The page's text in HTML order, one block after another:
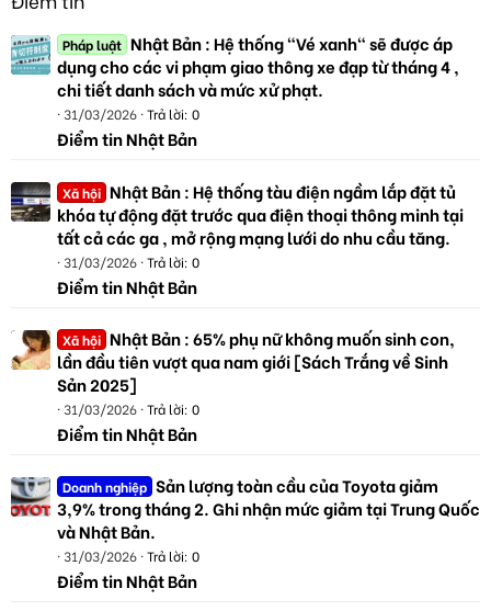
Pháp luật Nhật Bản : Hệ thống "Vé xanh" sẽ được áp
dụng cho các vi phạm giao thông xe đạp từ tháng 4 ,
chi tiết danh sách và mức xử phạt.
31/03/2026 Trả lời: 0
Điểm tin Nhật Bản
Xã hội Nhật Bản : Hệ thống tàu điện ngầm lắp đặt tủ
khóa tự động đặt trước qua điện thoại thông minh tại
tất cả các ga , mở rộng mạng lưới do nhu cầu tăng.
31/03/2026 Trả lời: 0
Điểm tin Nhật Bản
Xã hội Nhật Bản : 65% phụ nữ không muốn sinh con,
lần đầu tiên vượt qua nam giới [Sách Trắng về Sinh
Sản 2025]
31/03/2026 Trả lời: 0
Điểm tin Nhật Bản
Doanh nghiệp Sản lượng toàn cầu của Toyota giảm
3,9% trong tháng 2. Ghi nhận mức giảm tại Trung Quốc
và Nhật Bản.
31/03/2026 Trả lời: 0
Điểm tin Nhật Bản